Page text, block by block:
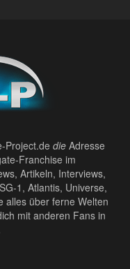
Project.de die Adresse
Franchise im
Artikeln, Interviews,
1, Atlantis, Universe,
alles über ferne Welten
mit anderen Fans in